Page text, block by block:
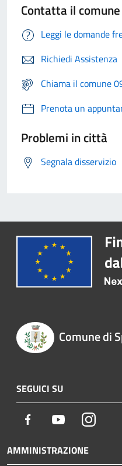
Contatta il comune
Leggi le domande
Richiedi Assistenza
Chiama il comune
Prenota un
Problemi in città
Segnala disservizio
Comune di
SEGUICI SU
Facebook Youtube
AMMINISTRAZIONE